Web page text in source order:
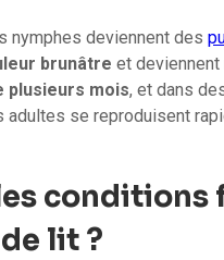
nymphes deviennent des
brunâtre et
plusieurs mois, et dans
adultes se reproduisent
lit ?